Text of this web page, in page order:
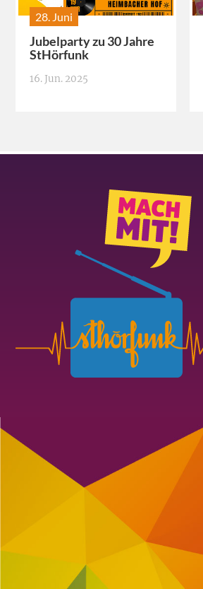
28. Juni
Jubelparty zu 30 Jahre
StHörfunk
16. Jun. 2025